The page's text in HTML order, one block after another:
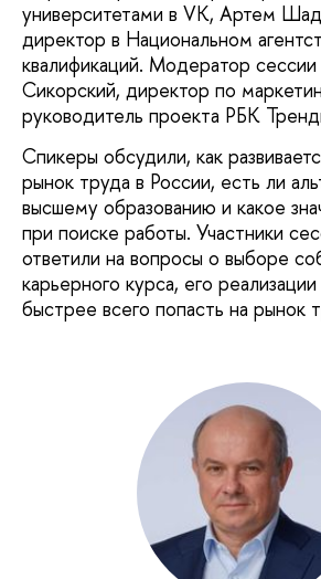
университетами в VK, Артем
директор в Национальном
квалификаций. Модератор
Сикорский, директор по
руководитель проекта РБК
Спикеры обсудили, как
рынок труда в России, есть ли
высшему образованию и какое
при поиске работы. Участники
ответили на вопросы о выборе
карьерного курса, его
быстрее всего попасть на рынок